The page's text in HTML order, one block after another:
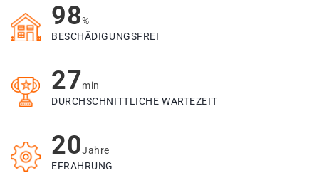
98%
BESCHÄDIGUNGSFREI
27min
DURCHSCHNITTLICHE WARTEZEIT
20Jahre
EFRAHRUNG